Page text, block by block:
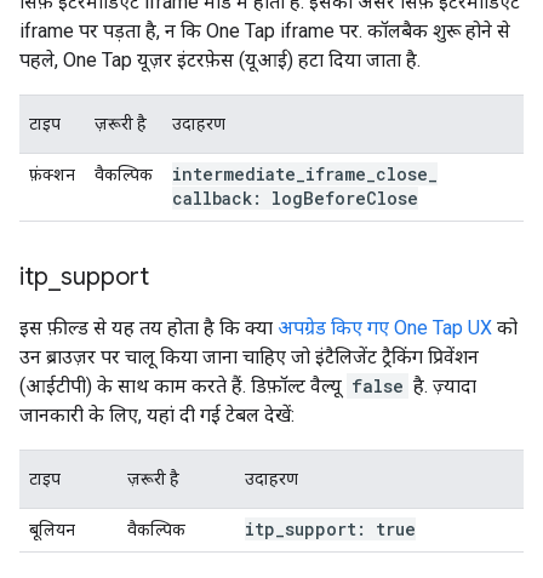
iframe पर पड़ता है, न कि One Tap iframe पर. कॉलबैक शुरू होने से
पहले, One Tap यूज़र इंटरफ़ेस (यूआई) हटा दिया जाता है.
टाइप ज़रूरी है उदाहरण
फ़ंक्शन वैकल्पिक intermediate iframe close
callback: logBeforeClose
itp support
इस फ़ील्ड से यह तय होता है कि क्या अपग्रेड किए गए One Tap UX को
उन ब्राउज़र पर चालू किया जाना चाहिए जो इंटैलिजेंट ट्रैकिंग प्रिवेंशन
(आईटीपी) के साथ काम करते हैं. डिफ़ॉल्ट वैल्यू false है. ज़्यादा
जानकारी के लिए, यहां दी गई टेबल देखें:
टाइप ज़रूरी है उदाहरण
बूलियन वैकल्पिक itp support: true